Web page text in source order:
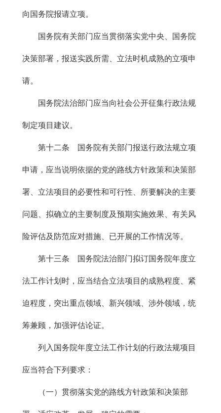
向国务院报请立项。
国务院有关部门应当贯彻落实党中央、国务院
决策部署，报送实践所需、立法时机成熟的立项申
请。
国务院法治部门应当向社会公开征集行政法规
制定项目建议。
第十二条 国务院有关部门报送行政法规立项
申请，应当说明依据的党的路线方针政策和决策部
署、立法项目的必要性和可行性、所要解决的主要
问题、拟确立的主要制度及预期实施效果、有关风
险评估及防范应对措施、已开展的工作情况等。
第十三条 国务院法治部门拟订国务院年度立
法工作计划时，应当结合立法项目的成熟程度、紧
迫程度，突出重点领域、新兴领域、涉外领域，统
筹兼顾，加强评估论证。
列入国务院年度立法工作计划的行政法规项目
应当符合下列要求：
（一）贯彻落实党的路线方针政策和决策部